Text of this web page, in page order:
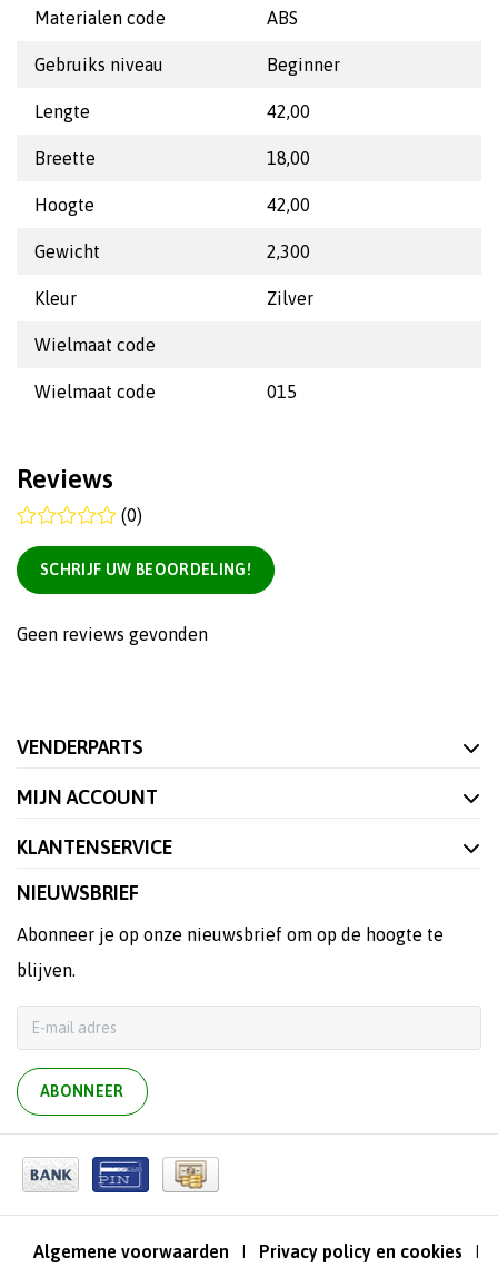
Materialen code ABS
Gebruiks niveau Beginner
Lengte 42,00
Breette 18,00
Hoogte 42,00
Gewicht 2,300
Kleur Zilver
Wielmaat code
Wielmaat code 015
Reviews
(0)
SCHRIJF UW BEOORDELING!
Geen reviews gevonden
VENDERPARTS
MIJN ACCOUNT
KLANTENSERVICE
NIEUWSBRIEF
Abonneer je op onze nieuwsbrief om op de hoogte te
blijven.
ABONNEER
Algemene voorwaarden Privacy policy en cookies